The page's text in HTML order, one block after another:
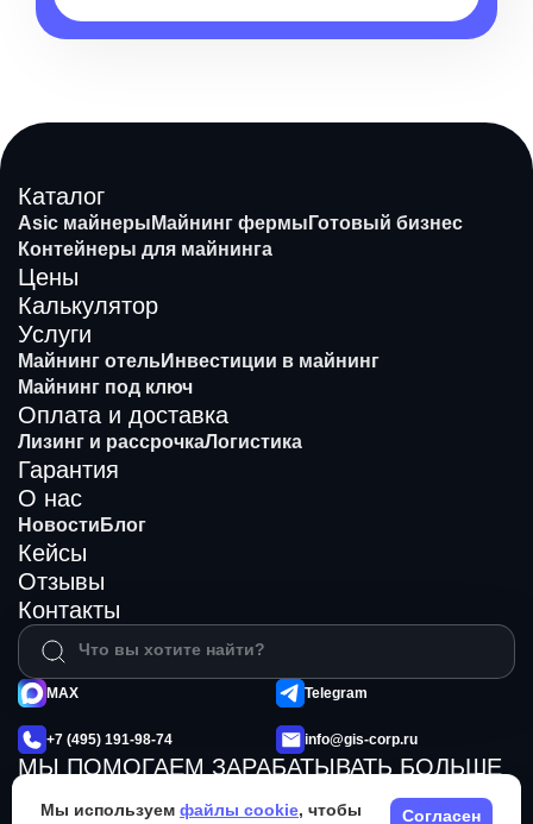
Каталог
Asic майнеры Майнинг фермы Готовый бизнес
Контейнеры для майнинга
Цены
Калькулятор
Услуги
Майнинг отельИнвестиции в майнинг
Майнинг под ключ
Оплата и доставка
Лизинг и рассрочкаЛогистика
Гарантия
О нас
Новости Блог
Кейсы
Отзывы
Контакты
MAX Telegram
+7 (495) 191-98-74 info@gis-corp.ru
МЫ ПОМОГАЕМ ЗАРАБАТЫВАТЬ БОЛЬШЕ
Не является публичной офертой
Мы используем файлы cookie, чтобы Согласен